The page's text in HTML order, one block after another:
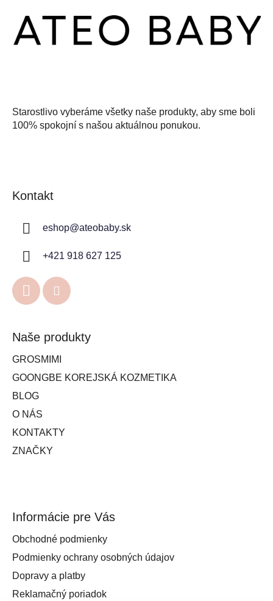
Starostlivo vyberáme všetky naše produkty, aby sme boli
100% spokojní s našou aktuálnou ponukou.
Kontakt
eshop@ateobaby.sk
+421 918 627 125
Naše produkty
GROSMIMI
GOONGBE KOREJSKÁ KOZMETIKA
BLOG
O NÁS
KONTAKTY
ZNAČKY
Informácie pre Vás
Obchodné podmienky
Podmienky ochrany osobných údajov
Dopravy a platby
Reklamačný poriadok